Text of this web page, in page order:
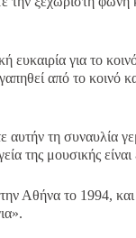
ευκαιρία για το
από το κοινό
αυτήν τη συναυλία
της μουσικής
Αθήνα το 1994,